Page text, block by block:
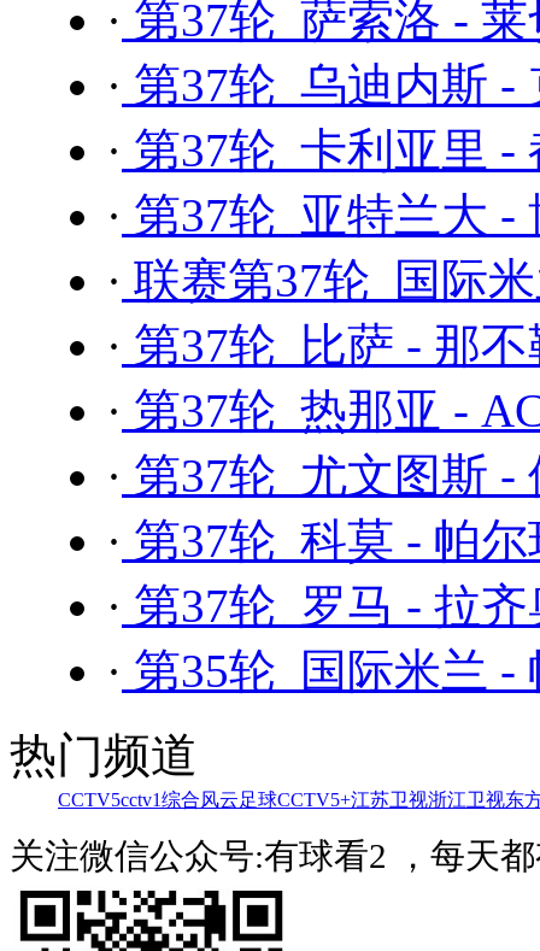
· 第37轮 萨索洛 -
· 第37轮 乌迪内斯 -
· 第37轮 卡利亚里 -
· 第37轮 亚特兰大 -
· 联赛第37轮 国际
· 第37轮 比萨 - 那
· 第37轮 热那亚 -
· 第37轮 尤文图斯 -
· 第37轮 科莫 - 帕
· 第37轮 罗马 - 拉
· 第35轮 国际米兰 -
热门频道
CCTV5cctv1综合风云足球CCTV5+江苏卫视浙江卫视东
关注微信公众号:有球看2 ，每天